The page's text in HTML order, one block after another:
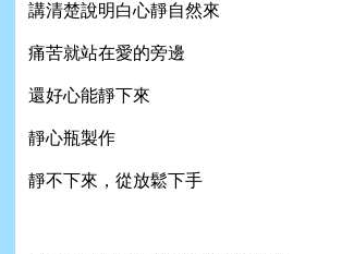
講清楚說明白心靜自然來
痛苦就站在愛的旁邊
還好心能靜下來
靜心瓶製作
靜不下來，從放鬆下手